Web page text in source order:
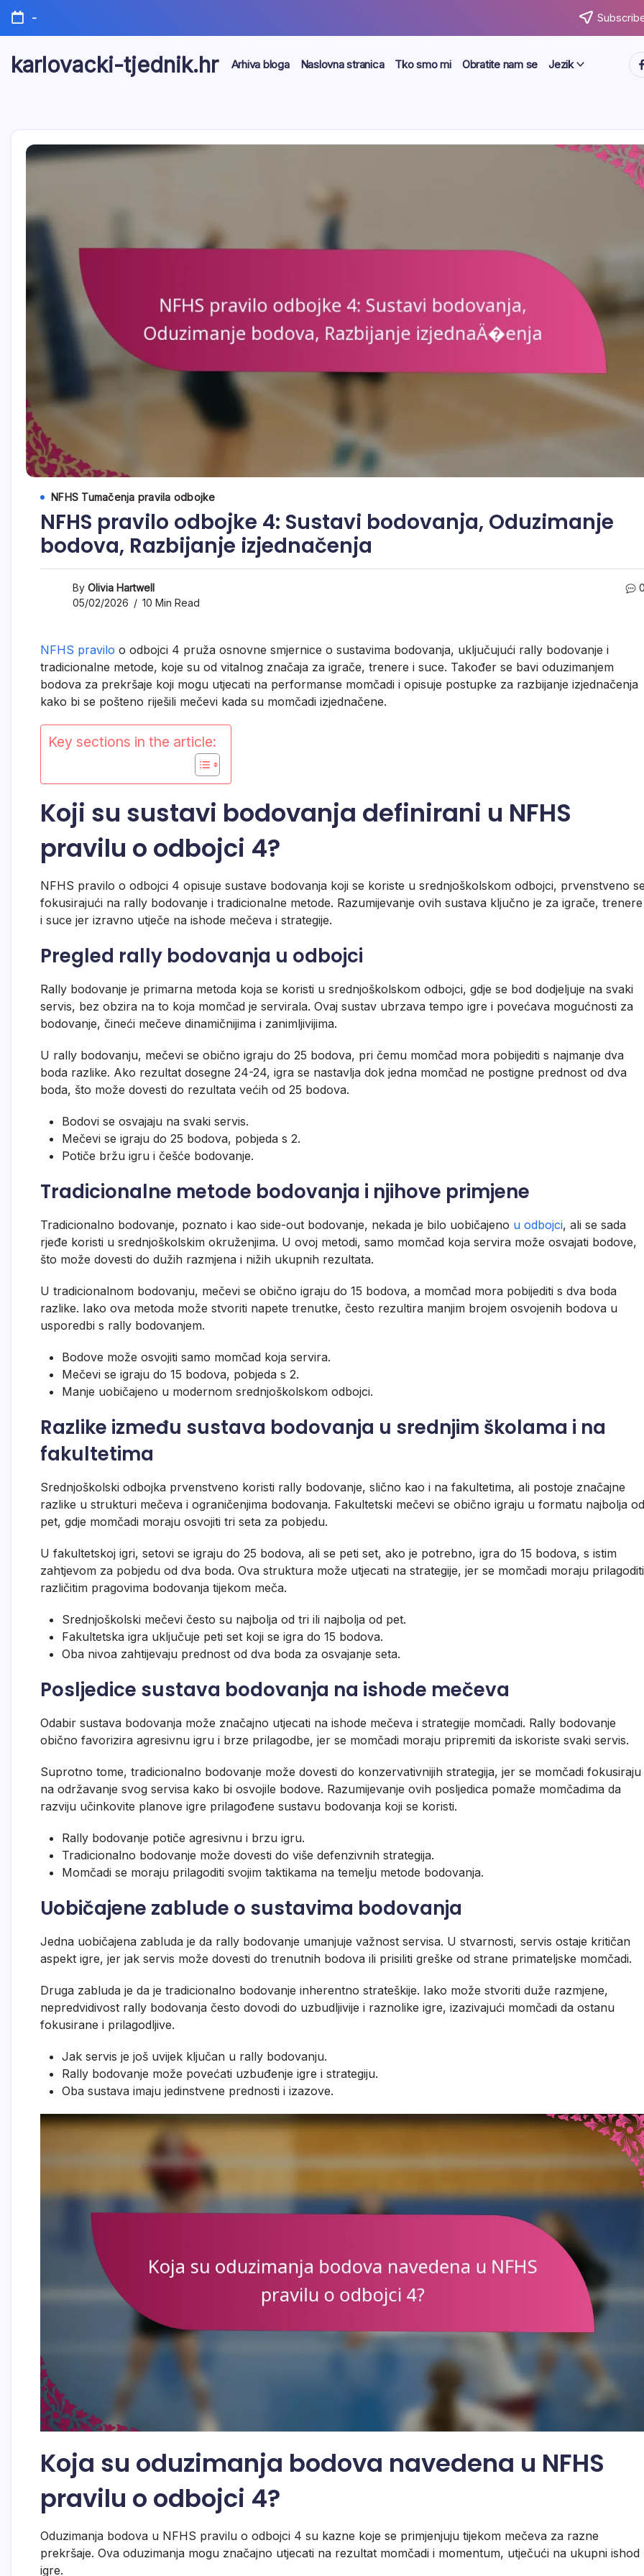
Skip
content
-
karlovacki-tjednik.hr Arhiva bloga Naslovna stranica Tko smo mi Obratite nam se Jezik
NFHS Tumačenja pravila odbojke
NFHS pravilo odbojke 4: Sustavi bodovanja, Oduzimanje
bodova, Razbijanje izjednačenja
By Olivia Hartwell
05/02/2026
10 Min Read
NFHS pravilo o odbojci 4 pruža osnovne smjernice o sustavima bodovanja, uključujući rally bodovanje i
tradicionalne metode, koje su od vitalnog značaja za igrače, trenere i suce. Također se bavi oduzimanjem
bodova za prekršaje koji mogu utjecati na performanse momčadi i opisuje postupke za razbijanje izjednačenja
kako bi se pošteno riješili mečevi kada su momčadi izjednačene.
Key sections in the article:
Koji su sustavi bodovanja definirani u NFHS
pravilu o odbojci 4?
NFHS pravilo o odbojci 4 opisuje sustave bodovanja koji se koriste u srednjoškolskom odbojci, prvenstveno
fokusirajući na rally bodovanje i tradicionalne metode. Razumijevanje ovih sustava ključno je za igrače, trenere
i suce jer izravno utječe na ishode mečeva i strategije.
Pregled rally bodovanja u odbojci
Rally bodovanje je primarna metoda koja se koristi u srednjoškolskom odbojci, gdje se bod dodjeljuje na svaki
servis, bez obzira na to koja momčad je servirala. Ovaj sustav ubrzava tempo igre i povećava mogućnosti za
bodovanje, čineći mečeve dinamičnijima i zanimljivijima.
U rally bodovanju, mečevi se obično igraju do 25 bodova, pri čemu momčad mora pobijediti s najmanje dva
boda razlike. Ako rezultat dosegne 24-24, igra se nastavlja dok jedna momčad ne postigne prednost od dva
boda, što može dovesti do rezultata većih od 25 bodova.
Bodovi se osvajaju na svaki servis.
Mečevi se igraju do 25 bodova, pobjeda s 2.
Potiče bržu igru i češće bodovanje.
Tradicionalne metode bodovanja i njihove primjene
Tradicionalno bodovanje, poznato i kao side-out bodovanje, nekada je bilo uobičajeno u odbojci, ali se sada
rjeđe koristi u srednjoškolskim okruženjima. U ovoj metodi, samo momčad koja servira može osvajati bodove,
što može dovesti do dužih razmjena i nižih ukupnih rezultata.
U tradicionalnom bodovanju, mečevi se obično igraju do 15 bodova, a momčad mora pobijediti s dva boda
razlike. Iako ova metoda može stvoriti napete trenutke, često rezultira manjim brojem osvojenih bodova u
usporedbi s rally bodovanjem.
Bodove može osvojiti samo momčad koja servira.
Mečevi se igraju do 15 bodova, pobjeda s 2.
Manje uobičajeno u modernom srednjoškolskom odbojci.
Razlike između sustava bodovanja u srednjim školama i na
fakultetima
Srednjoškolski odbojka prvenstveno koristi rally bodovanje, slično kao i na fakultetima, ali postoje značajne
razlike u strukturi mečeva i ograničenjima bodovanja. Fakultetski mečevi se obično igraju u formatu najbolja od
pet, gdje momčadi moraju osvojiti tri seta za pobjedu.
U fakultetskoj igri, setovi se igraju do 25 bodova, ali se peti set, ako je potrebno, igra do 15 bodova, s istim
zahtjevom za pobjedu od dva boda. Ova struktura može utjecati na strategije, jer se momčadi moraju prilagoditi
različitim pragovima bodovanja tijekom meča.
Srednjoškolski mečevi često su najbolja od tri ili najbolja od pet.
Fakultetska igra uključuje peti set koji se igra do 15 bodova.
Oba nivoa zahtijevaju prednost od dva boda za osvajanje seta.
Posljedice sustava bodovanja na ishode mečeva
Odabir sustava bodovanja može značajno utjecati na ishode mečeva i strategije momčadi. Rally bodovanje
obično favorizira agresivnu igru i brze prilagodbe, jer se momčadi moraju pripremiti da iskoriste svaki servis.
Suprotno tome, tradicionalno bodovanje može dovesti do konzervativnijih strategija, jer se momčadi fokusiraju
na održavanje svog servisa kako bi osvojile bodove. Razumijevanje ovih posljedica pomaže momčadima da
razviju učinkovite planove igre prilagođene sustavu bodovanja koji se koristi.
Rally bodovanje potiče agresivnu i brzu igru.
Tradicionalno bodovanje može dovesti do više defenzivnih strategija.
Momčadi se moraju prilagoditi svojim taktikama na temelju metode bodovanja.
Uobičajene zablude o sustavima bodovanja
Jedna uobičajena zabluda je da rally bodovanje umanjuje važnost servisa. U stvarnosti, servis ostaje kritičan
aspekt igre, jer jak servis može dovesti do trenutnih bodova ili prisiliti greške od strane primateljske momčadi.
Druga zabluda je da je tradicionalno bodovanje inherentno strateškije. Iako može stvoriti duže razmjene,
nepredvidivost rally bodovanja često dovodi do uzbudljivije i raznolike igre, izazivajući momčadi da ostanu
fokusirane i prilagodljive.
Jak servis je još uvijek ključan u rally bodovanju.
Rally bodovanje može povećati uzbuđenje igre i strategiju.
Oba sustava imaju jedinstvene prednosti i izazove.
Koja su oduzimanja bodova navedena u NFHS
pravilu o odbojci 4?
Oduzimanja bodova u NFHS pravilu o odbojci 4 su kazne koje se primjenjuju tijekom mečeva za razne
prekršaje. Ova oduzimanja mogu značajno utjecati na rezultat momčadi i momentum, utječući na ukupni ishod
igre.